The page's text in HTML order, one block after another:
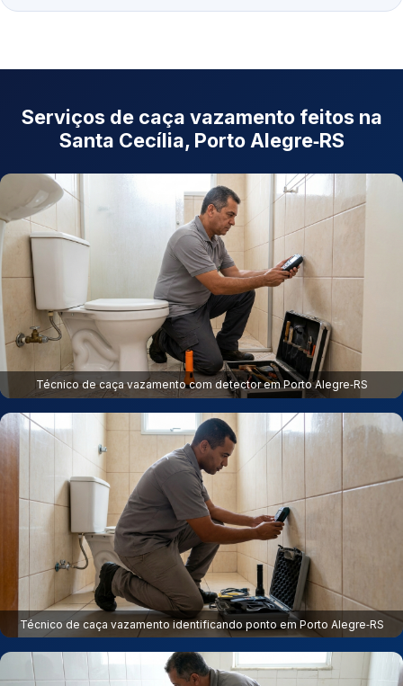
Serviços de caça vazamento feitos na
Santa Cecília, Porto Alegre‑RS
Técnico de caça vazamento com detector em Porto Alegre‑RS
Técnico de caça vazamento identificando ponto em Porto Alegre‑RS